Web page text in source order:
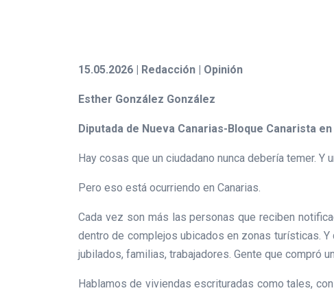
15.05.2026 | Redacción | Opinión
Esther González González
Diputada de Nueva Canarias-Bloque Canarista
Hay cosas que un ciudadano nunca debería temer.
Pero eso está ocurriendo en Canarias.
Cada vez son más las personas que reciben
dentro de complejos ubicados en zonas turísticas.
jubilados, familias, trabajadores. Gente que compró
Hablamos de viviendas escrituradas como tales,